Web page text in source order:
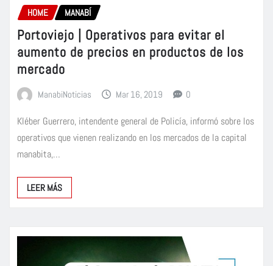
HOME MANABÍ
Portoviejo | Operativos para evitar el
aumento de precios en productos de los
mercado
ManabiNoticias Mar 16, 2019 0
Kléber Guerrero, intendente general de Policía, informó sobre los
operativos que vienen realizando en los mercados de la capital
manabita,…
LEER MÁS